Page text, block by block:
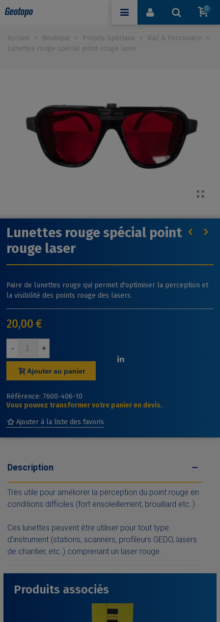
0
Accueil > Boutique > Projets Spéciaux > Rail & Ferroviaire
>
Lunettes rouge spécial point rouge laser
Lunettes rouge spécial point
rouge laser
Paire de lunettes rouge qui permet d'optimiser la perception et
la visibilité des points rouge des lasers.
20,00 €
- +
Ajouter au panier
Référence: 7600-406-10
Vous pouvez transformer votre panier en devis.
Ajouter à la liste des favoris
Description
Très utile pour améliorer la perception du point rouge en
conditions difficiles (fort ensoleillement, brouillard etc..)
Ces lunettes peuvent être utiliser pour tout type
d'instrument (stations, scanners, profileurs GEDO, lasers
de chantier, etc..) comprenant un laser rouge.
Produits associés